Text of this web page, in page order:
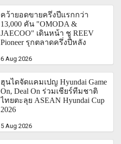
คว้ายอดขายครึ่งปีแรกกว่า
13,000 คัน "OMODA &
JAECOO" เดินหน้า ชู REEV
Pioneer รุกตลาดครึ่งปีหลัง
6 Aug 2026
ฮุนไดจัดแคมเปญ Hyundai Game
On, Deal On ร่วมเชียร์ทีมชาติ
ไทยตะลุย ASEAN Hyundai Cup
2026
5 Aug 2026